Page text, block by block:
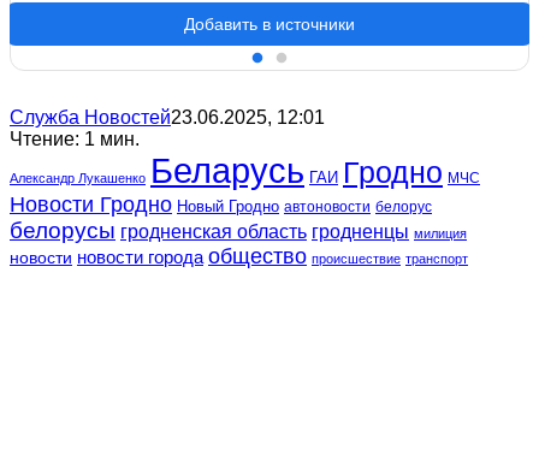
Добавить в источники
Служба Новостей23.06.2025, 12:01
Чтение: 1 мин.
Александр Лукашенко Беларусь ГАИ Гродно МЧС
Новости Гродно Новый Гродно автоновости белорус
белорусы гродненская область гродненцы милиция
новости новости города общество происшествие транспорт